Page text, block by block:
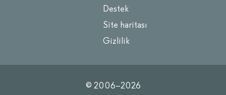
Destek
Site haritası
Gizlilik
© 2006–2026